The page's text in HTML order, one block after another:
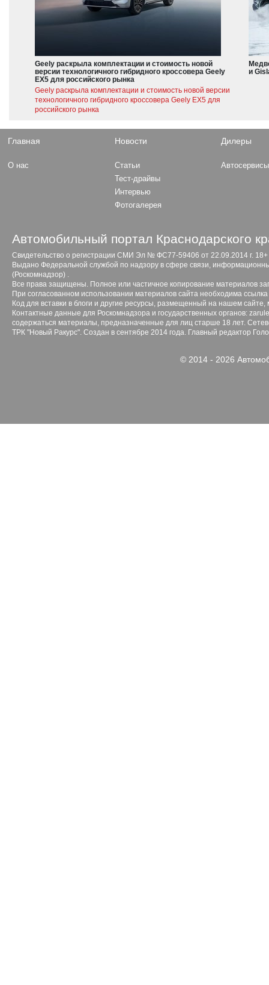
Geely раскрыла комплектации и стоимость новой
версии технологичного гибридного кроссовера Geely
EX5 для российского рынка
Geely раскрыла комплектации и стоимость новой версии
технологичного гибридного кроссовера Geely EX5 для
российского рынка
и
Главная
О нас
Новости
Статьи
Тест-драйвы
Интервью
Фотогалерея
Дилеры
Автосервисы
Автомобильный портал Краснодарского
Свидетельство о регистрации СМИ Эл № ФС77-59406 от 22.09.2014 г. 18+
Выдано Федеральной службой по надзору в сфере связи,
(Роскомнадзор) .
Все права защищены. Полное или частичное копирование материалов
При согласованном использовании материалов сайта необходима ссылка
Код для вставки в блоги и другие ресурсы, размещенный на нашем сайте,
Контактные данные для Роскомнадзора и государственных органов:
содержаться материалы, предназначенные для лиц старше 18 лет.
ТРК "Новый Ракурс". Создан в сентябре 2014 года. Главный редактор
© 2014 - 2026